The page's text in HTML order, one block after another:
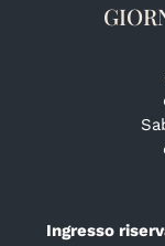
Ingresso